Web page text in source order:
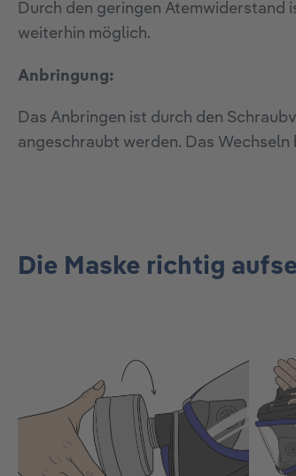
Durch den geringen Atemwiderstand
weiterhin möglich.
Anbringung:
Das Anbringen ist durch den
angeschraubt werden. Das
Die Maske richtig